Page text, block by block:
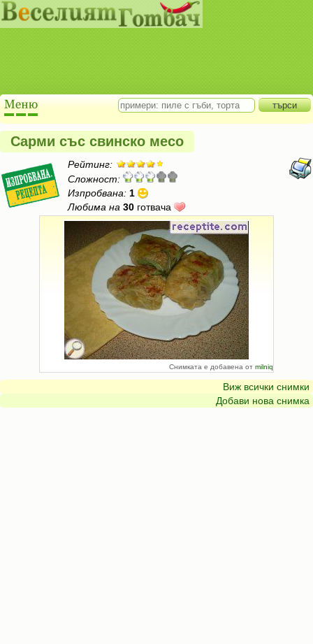
Сарми със свинско месо
Рейтинг:
Сложност:
Изпробвана: 1
Любима на 30 готвача
Снимката е добавена от milniq
Виж всички снимки
Добави нова снимка